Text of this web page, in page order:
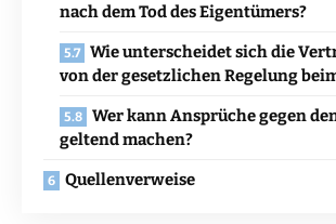
nach dem Tod des Eigentümers?
Wie unterscheidet sich die
von der gesetzlichen Regelung
Wer kann Ansprüche gegen
geltend machen?
Quellenverweise